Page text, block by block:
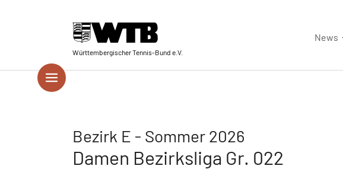
Württembergischer Tennis-Bund e.V.
News
Bezirk E - Sommer 2026
Damen Bezirksliga Gr. 022